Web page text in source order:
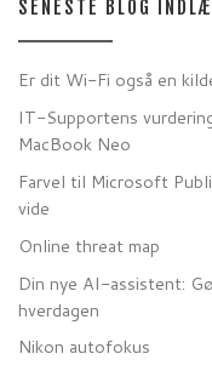
SENESTE BLOG
Er dit Wi-Fi også en
IT-Supportens
MacBook Neo
Farvel til Microsoft
vide
Online threat map
Din nye AI-assistent:
hverdagen
Nikon autofokus